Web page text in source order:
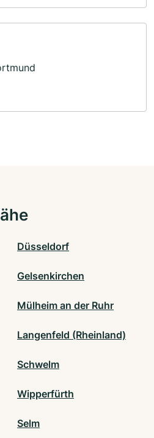
Düsseldorf
Gelsenkirchen
Mülheim an der Ruhr
Langenfeld (Rheinland)
Schwelm
Wipperfürth
Selm